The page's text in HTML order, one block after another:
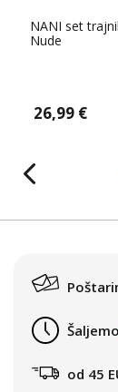
NANI set
Nude
26,99 €
Šaljemo
od 45